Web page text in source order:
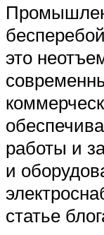
это
работы и
и
статье